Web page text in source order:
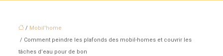
/ Mobil'home
/ Comment peindre les plafonds des mobil-homes et couvrir les
tâches d’eau pour de bon